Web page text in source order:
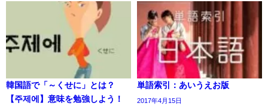
韓国語で「～くせに」とは？
【주제에】意味を勉強しよう！
単語索引：あいうえお版
2017年4月15日